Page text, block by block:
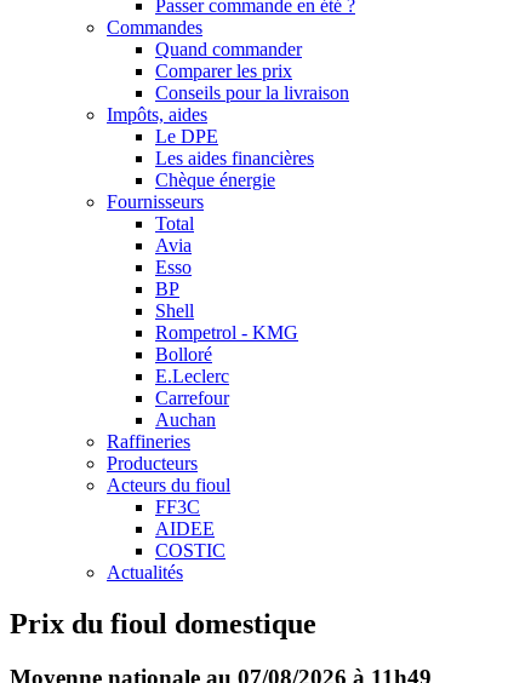
Passer commande en été ?
Commandes
Quand commander
Comparer les prix
Conseils pour la livraison
Impôts, aides
Le DPE
Les aides financières
Chèque énergie
Fournisseurs
Total
Avia
Esso
BP
Shell
Rompetrol - KMG
Bolloré
E.Leclerc
Carrefour
Auchan
Raffineries
Producteurs
Acteurs du fioul
FF3C
AIDEE
COSTIC
Actualités
Prix du fioul domestique
Moyenne nationale au 07/08/2026 à 11h49